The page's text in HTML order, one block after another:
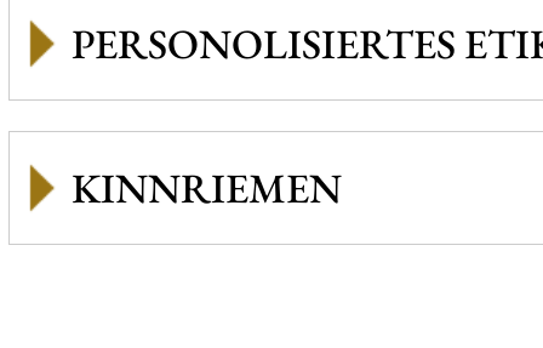
PERSONOLISIERTES
KINNRIEMEN